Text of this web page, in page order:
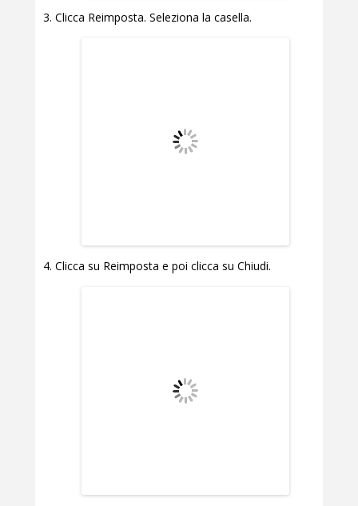
Clicca Reimposta. Seleziona la casella.
Clicca su Reimposta e poi clicca su Chiudi.